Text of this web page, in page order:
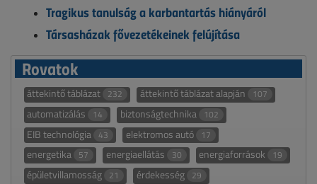
Tragikus tanulság a karbantartás hiányáról
Társasházak fővezetékeinek felújítása
Rovatok
áttekintő táblázat 232 áttekintő táblázat alapján 107
automatizálás 14 biztonságtechnika 102
EIB technológia 43 elektromos autó 17
energetika 57 energiaellátás 30 energiaforrások 19
épületvillamosság 21 érdekesség 29